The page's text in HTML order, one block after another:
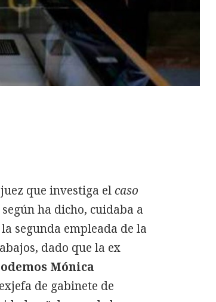
que investiga elcaso
ha dicho, cuidaba a
segunda empleada de la
dado que la ex
Mónica
de gabinete de